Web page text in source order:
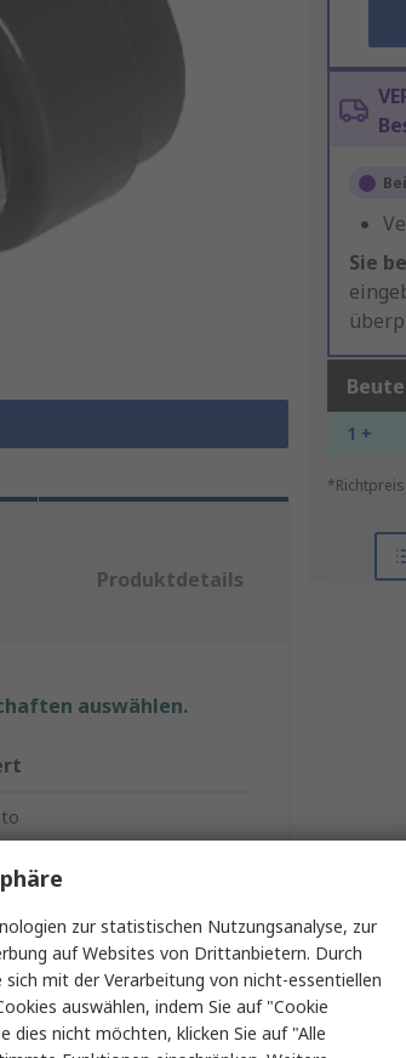
Sie
1 +
*Richtpreis
Produktdetails
auswählen.
Anschluss
8 Zoll
zur statistischen Nutzungsanalyse, zur
auf Websites von Drittanbietern. Durch
mit der Verarbeitung von nicht-essentiellen
auswählen, indem Sie auf "Cookie
dies nicht möchten, klicken Sie auf "Alle